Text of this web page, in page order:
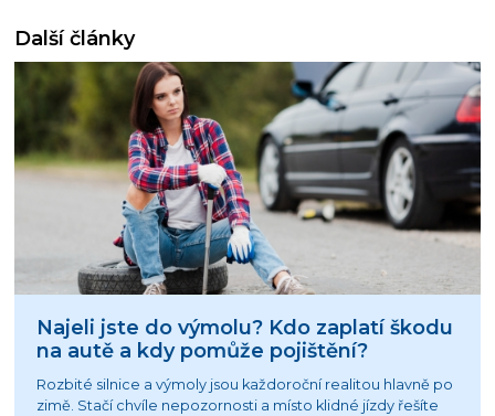
Další články
Najeli jste do výmolu? Kdo zaplatí škodu
na autě a kdy pomůže pojištění?
Rozbité silnice a výmoly jsou každoroční realitou hlavně po
zimě. Stačí chvíle nepozornosti a místo klidné jízdy řešíte